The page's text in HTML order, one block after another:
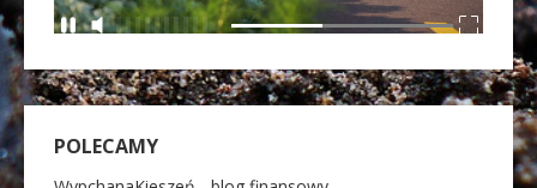
POLECAMY